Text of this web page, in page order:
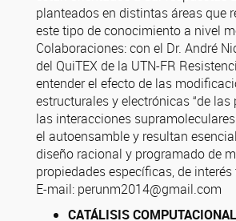
planteados en distintas áreas que
este tipo de conocimiento a nivel
Colaboraciones: con el Dr. André
del QuiTEX de la UTN-FR
entender el efecto de las
estructurales y electrónicas “de las
las interacciones
el autoensamble y resultan
diseño racional y programado de
propiedades específicas, de
E-mail: perunm2014@gmail.com
CATÁLISIS COMPUTACIONAL